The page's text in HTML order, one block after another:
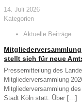
14. Juli 2026
Kategorien
Aktuelle Beiträge
stellt sich für neue
Pressemitteilung des
Mitgliederversammlung
Mitgliederversammlung
Stadt Köln statt. Über […]